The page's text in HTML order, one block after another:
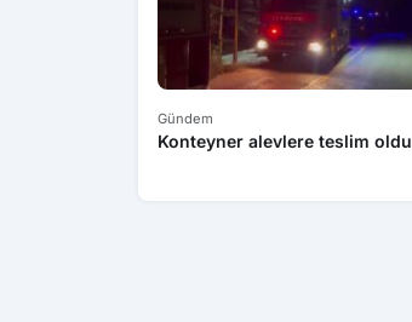
Gündem
Konteyner alevlere teslim oldu